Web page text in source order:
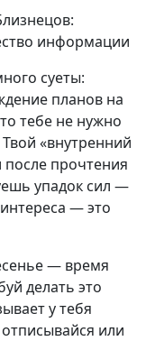
информации
суеты:
планов на
тебе не нужно
«внутренний
после прочтения
упадок сил —
— это
— время
делать это
у тебя
или